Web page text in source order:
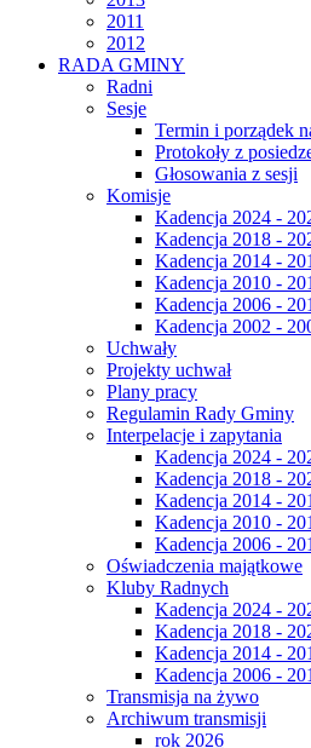
2011
2012
RADA GMINY
Radni
Sesje
Termin i porządek
Protokoły z
Głosowania z sesji
Komisje
Kadencja 2024 -
Kadencja 2018 -
Kadencja 2014 -
Kadencja 2010 -
Kadencja 2006 -
Kadencja 2002 -
Uchwały
Projekty uchwał
Plany pracy
Regulamin Rady Gminy
Interpelacje i zapytania
Kadencja 2024 -
Kadencja 2018 -
Kadencja 2014 -
Kadencja 2010 -
Kadencja 2006 -
Oświadczenia majątkowe
Kluby Radnych
Kadencja 2024 -
Kadencja 2018 -
Kadencja 2014 -
Kadencja 2006 -
Transmisja na żywo
Archiwum transmisji
rok 2026